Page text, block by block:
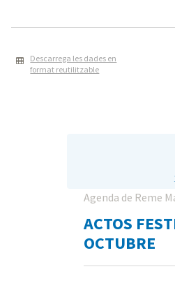
Descarrega les dades en
format reutilitzable
Agenda de Reme
ACTOS
OCTUBRE